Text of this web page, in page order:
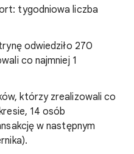
odwiedziło 270
co najmniej 1
którzy zrealizowali co
14 osób
w następnym